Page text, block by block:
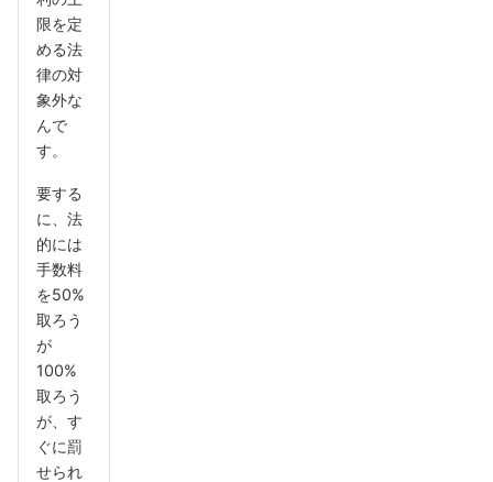
限を定
める法
律の対
象外な
んで
す。
要する
に、法
的には
手数料
を50%
取ろう
が
100%
取ろう
が、す
ぐに罰
せられ